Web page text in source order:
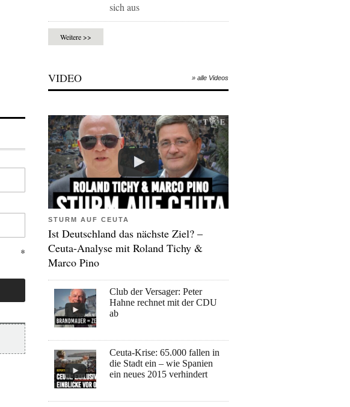
sich aus
Weitere >>
VIDEO » alle Videos
STURM AUF CEUTA
Ist Deutschland das nächste Ziel? –
Ceuta-Analyse mit Roland Tichy &
Marco Pino
Club der Versager: Peter
Hahne rechnet mit der CDU
ab
Ceuta-Krise: 65.000 fallen in
die Stadt ein – wie Spanien
ein neues 2015 verhindert